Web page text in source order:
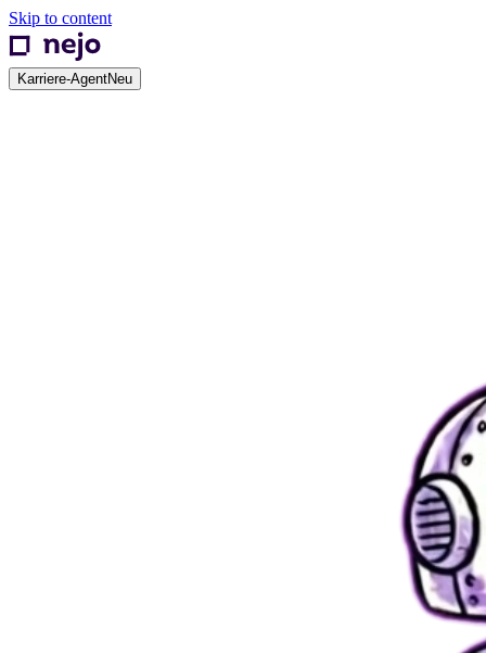
Skip to content
Karriere-AgentNeu